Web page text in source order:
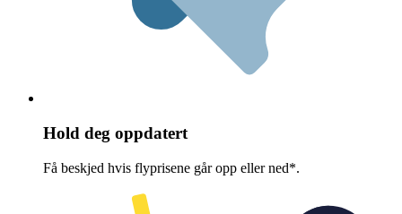
Hold deg oppdatert
Få beskjed hvis flyprisene går opp eller ned*.